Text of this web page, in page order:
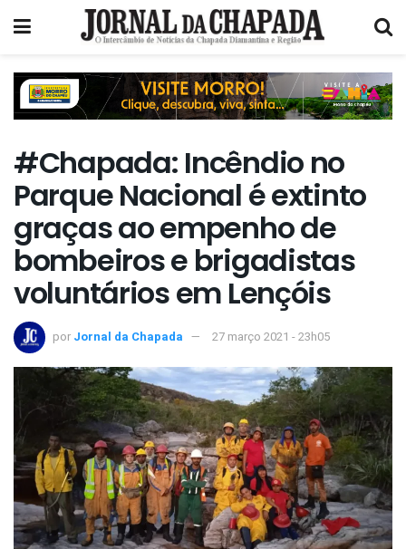
#Chapada: Incêndio no
Parque Nacional é extinto
graças ao empenho de
bombeiros e brigadistas
voluntários em Lençóis
por Jornal da Chapada 27 março 2021 - 23h05